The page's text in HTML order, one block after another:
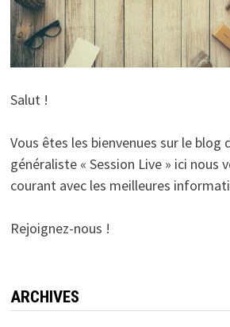
Salut !
Vous êtes les bienvenues sur le blog
généraliste « Session Live » ici nous
courant avec les meilleures
Rejoignez-nous !
ARCHIVES